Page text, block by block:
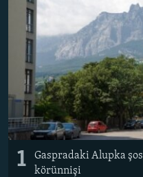
Русский
Українською
QOŞULIÑIZ!
RFE/RS bütün saytları
1
Gaspradaki Alupka
körünnişi